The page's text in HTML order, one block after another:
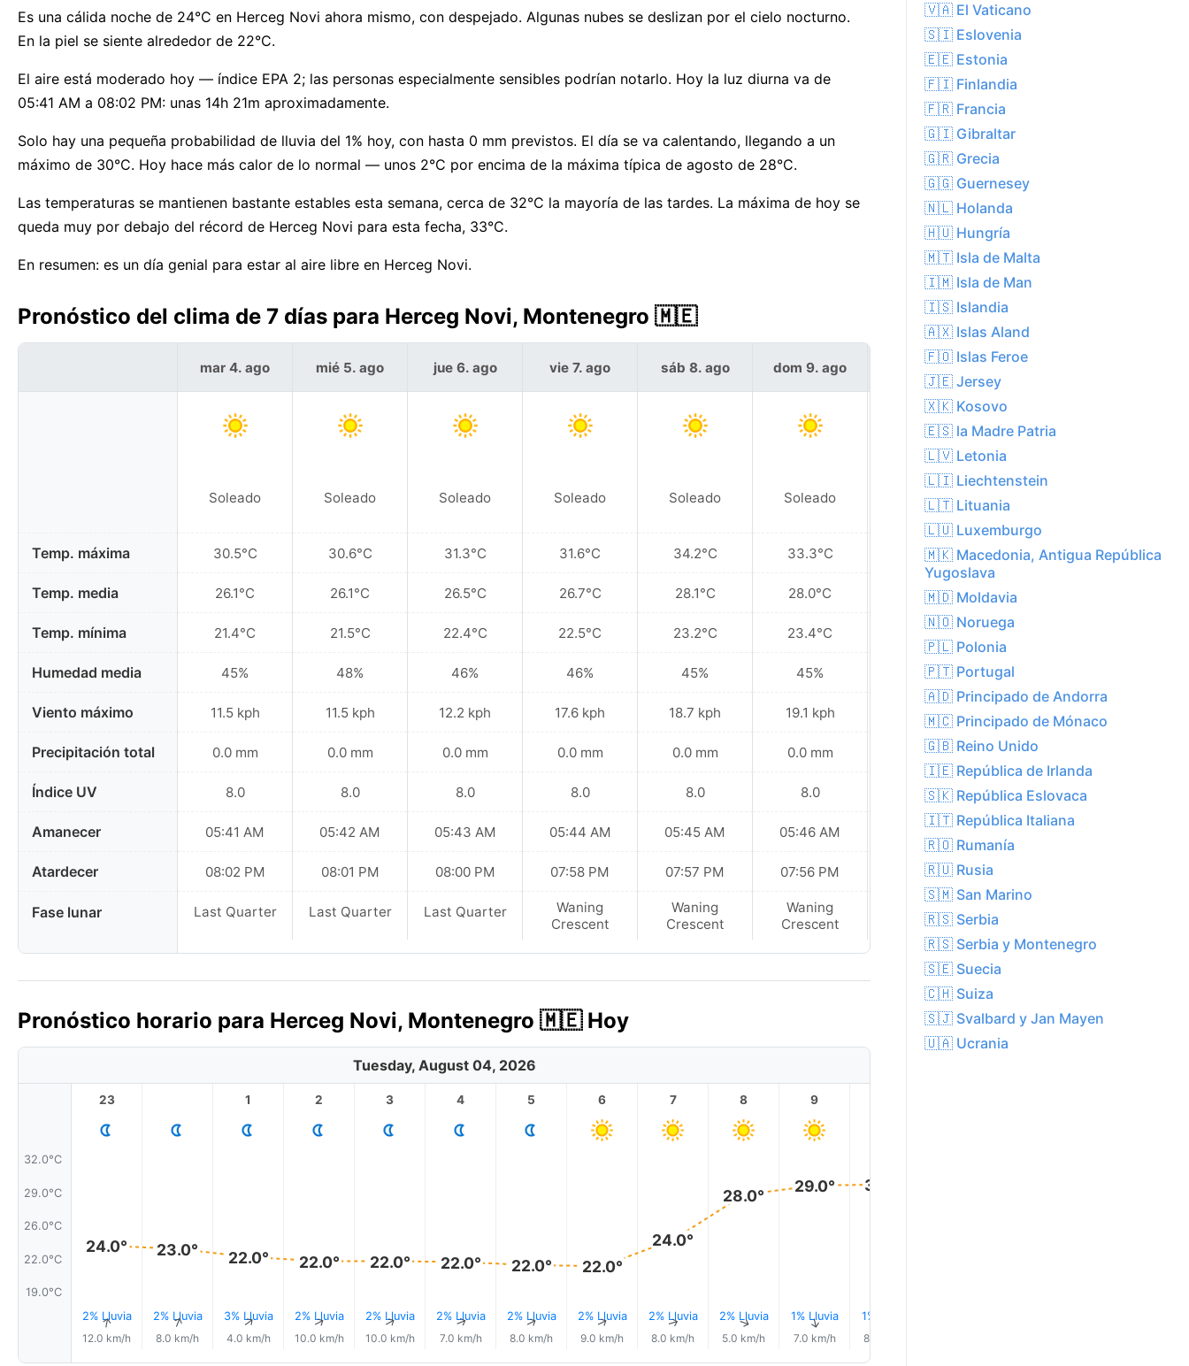
Es una cálida noche de 24°C en Herceg Novi ahora mismo, con despejado. Algunas nubes se deslizan por el cielo nocturno.
En la piel se siente alrededor de 22°C.
El aire está moderado hoy — índice EPA 2; las personas especialmente sensibles podrían notarlo. Hoy la luz diurna va de
05:41 AM a 08:02 PM: unas 14h 21m aproximadamente.
Solo hay una pequeña probabilidad de lluvia del 1% hoy, con hasta 0 mm previstos. El día se va calentando, llegando a un
máximo de 30°C. Hoy hace más calor de lo normal — unos 2°C por encima de la máxima típica de agosto de 28°C.
Las temperaturas se mantienen bastante estables esta semana, cerca de 32°C la mayoría de las tardes. La máxima de hoy se
queda muy por debajo del récord de Herceg Novi para esta fecha, 33°C.
En resumen: es un día genial para estar al aire libre en Herceg Novi.
Pronóstico del clima de 7 días para Herceg Novi, Montenegro 🇲🇪
Temp. máxima
Temp. media
Temp. mínima
Humedad media
Viento máximo
Precipitación total
Índice UV
Amanecer
Atardecer
Fase lunar
mar 4. ago
Soleado
30.5°C
26.1°C
21.4°C
45%
11.5 kph
0.0 mm
8.0
05:41 AM
08:02 PM
Last Quarter
mié 5. ago
Soleado
30.6°C
26.1°C
21.5°C
48%
11.5 kph
0.0 mm
8.0
05:42 AM
08:01 PM
Last Quarter
jue 6. ago
Soleado
31.3°C
26.5°C
22.4°C
46%
12.2 kph
0.0 mm
8.0
05:43 AM
08:00 PM
Last Quarter
vie 7. ago
Soleado
31.6°C
26.7°C
22.5°C
46%
17.6 kph
0.0 mm
8.0
05:44 AM
07:58 PM
Waning
Crescent
sáb 8. ago
Soleado
34.2°C
28.1°C
23.2°C
45%
18.7 kph
0.0 mm
8.0
05:45 AM
07:57 PM
Waning
Crescent
dom 9. ago
Soleado
33.3°C
28.0°C
23.4°C
45%
19.1 kph
0.0 mm
8.0
05:46 AM
07:56 PM
Waning
Crescent
lun 10. ago
Soleado
33.1°C
27.7°C
23.5°C
41%
16.6 kph
0.0 mm
8.0
05:47 AM
07:54 PM
New Moon
Pronóstico horario para Herceg Novi, Montenegro 🇲🇪 Hoy
Tuesday, August 04, 2026
32.0°C
29.0°C
26.0°C
22.0°C
19.0°C
23
24.0°
2% Lluvia
↑
12.0 km/h
23.0°
2% Lluvia
↑
8.0 km/h
1
22.0°
3% Lluvia
↑
4.0 km/h
2
22.0°
2% Lluvia
↑
10.0 km/h
3
22.0°
2% Lluvia
↑
10.0 km/h
4
22.0°
2% Lluvia
↑
7.0 km/h
5
22.0°
2% Lluvia
↑
8.0 km/h
6
22.0°
2% Lluvia
↑
9.0 km/h
7
24.0°
2% Lluvia
↑
8.0 km/h
8
28.0°
2% Lluvia
↑
5.0 km/h
9
29.0°
1% Lluvia
↑
7.0 km/h
30.0°
1% Lluvia
8.0 km/h
🇻🇦 El Vaticano
🇸🇮 Eslovenia
🇪🇪 Estonia
🇫🇮 Finlandia
🇫🇷 Francia
🇬🇮 Gibraltar
🇬🇷 Grecia
🇬🇬 Guernesey
🇳🇱 Holanda
🇭🇺 Hungría
🇲🇹 Isla de Malta
🇮🇲 Isla de Man
🇮🇸 Islandia
🇦🇽 Islas Aland
🇫🇴 Islas Feroe
🇯🇪 Jersey
🇽🇰 Kosovo
🇪🇸 la Madre Patria
🇱🇻 Letonia
🇱🇮 Liechtenstein
🇱🇹 Lituania
🇱🇺 Luxemburgo
🇲🇰 Macedonia, Antigua República
Yugoslava
🇲🇩 Moldavia
🇳🇴 Noruega
🇵🇱 Polonia
🇵🇹 Portugal
🇦🇩 Principado de Andorra
🇲🇨 Principado de Mónaco
🇬🇧 Reino Unido
🇮🇪 República de Irlanda
🇸🇰 República Eslovaca
🇮🇹 República Italiana
🇷🇴 Rumanía
🇷🇺 Rusia
🇸🇲 San Marino
🇷🇸 Serbia
🇷🇸 Serbia y Montenegro
🇸🇪 Suecia
🇨🇭 Suiza
🇸🇯 Svalbard y Jan Mayen
🇺🇦 Ucrania